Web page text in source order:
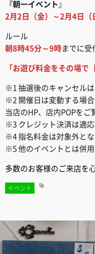
『朝一イベント 』
2月2日（金）～2月4日（
ルール
朝8時45分～9時までに受
「お遊び料金をその場で
※1 抽選後のキャンセル
※2 開催日は変動する場合
当店のHP、店内POPをご
※3 クレジット決済は適応
※4 指名料金は対象外とな
※5 他のイベントとは併用
多数のお客様のご来店を
イベント